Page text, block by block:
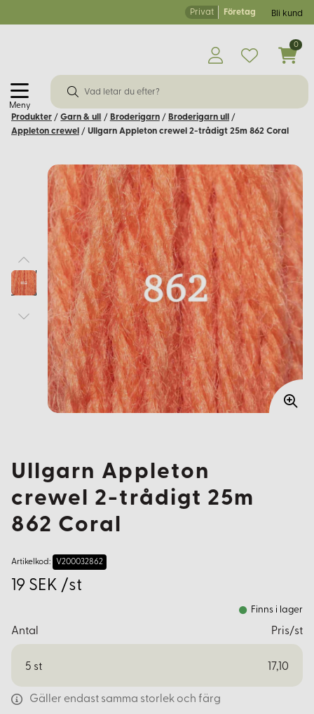
Privat Företag Bli kund
Meny
0
Produkter / Garn & ull / Broderigarn / Broderigarn ull
/
Appleton crewel / Ullgarn Appleton crewel 2-trådigt 25m 862 Coral
Ullgarn Appleton
crewel 2-trådigt 25m
862 Coral
Artikelkod: V200032862
19 SEK /st
Finns i lager
Antal Pris/st
5 st 17,10
Gäller endast samma storlek och färg